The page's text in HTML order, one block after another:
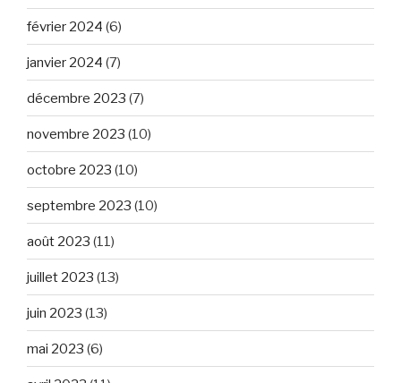
février 2024 (6)
janvier 2024 (7)
décembre 2023 (7)
novembre 2023 (10)
octobre 2023 (10)
septembre 2023 (10)
août 2023 (11)
juillet 2023 (13)
juin 2023 (13)
mai 2023 (6)